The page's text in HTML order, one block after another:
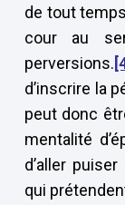
de tout
cour au
perversions.
d’inscrire la
peut donc
mentalité
d’aller
qui